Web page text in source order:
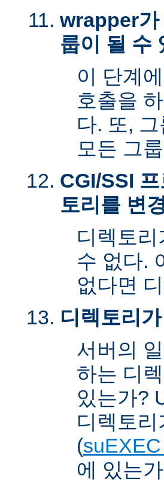
wrapper가
룹이 될 수
이 단계
호출을
다. 또,
모든 그
CGI/SSI
토리를 변
디렉토
수 없다.
없다면
디렉토리
서버의
하는 디
있는가?
디렉토
(
에 있는